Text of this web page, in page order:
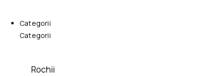
Categorii
Categorii
Rochii